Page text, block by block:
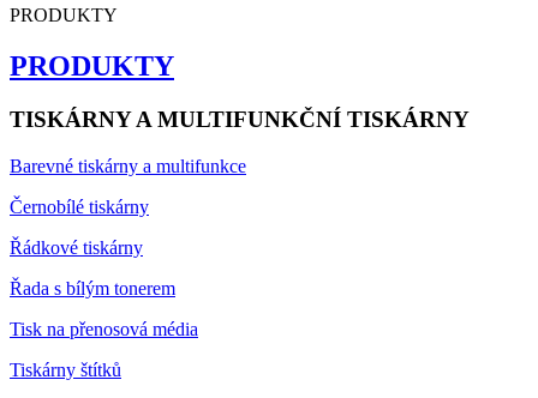
PRODUKTY
PRODUKTY
TISKÁRNY A MULTIFUNKČNÍ TISKÁRNY
Barevné tiskárny a multifunkce
Černobílé tiskárny
Řádkové tiskárny
Řada s bílým tonerem
Tisk na přenosová média
Tiskárny štítků